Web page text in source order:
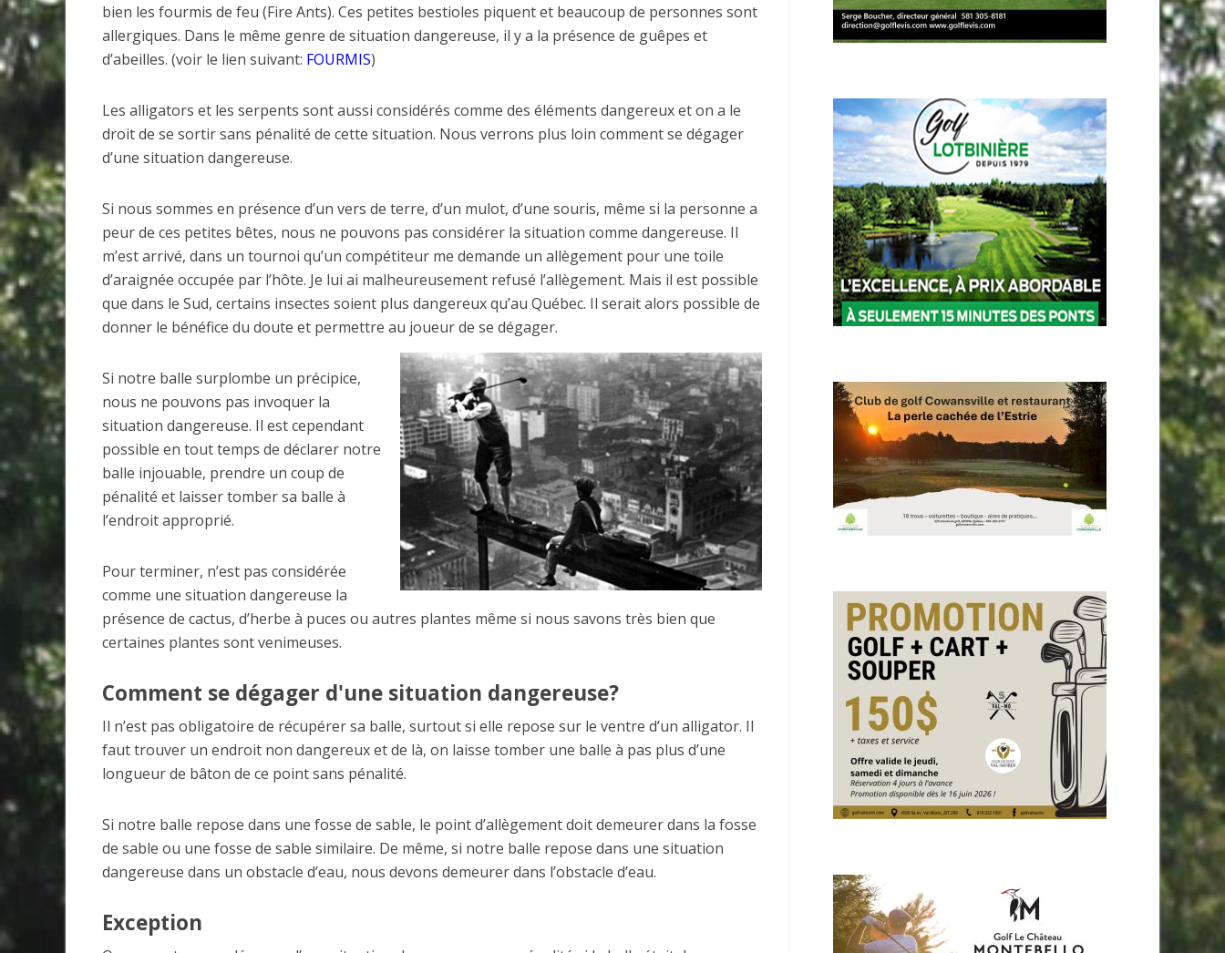
bien les fourmis de feu (Fire Ants). Ces petites bestioles piquent et beaucoup de personnes sont
allergiques. Dans le même genre de situation dangereuse, il y a la présence de guêpes et
d’abeilles. (voir le lien suivant: FOURMIS)
Les alligators et les serpents sont aussi considérés comme des éléments dangereux et on a le
droit de se sortir sans pénalité de cette situation. Nous verrons plus loin comment se dégager
d’une situation dangereuse.
Si nous sommes en présence d’un vers de terre, d’un mulot, d’une souris, même si la personne a
peur de ces petites bêtes, nous ne pouvons pas considérer la situation comme dangereuse. Il
m’est arrivé, dans un tournoi qu’un compétiteur me demande un allègement pour une toile
d’araignée occupée par l’hôte. Je lui ai malheureusement refusé l’allègement. Mais il est possible
que dans le Sud, certains insectes soient plus dangereux qu’au Québec. Il serait alors possible de
donner le bénéfice du doute et permettre au joueur de se dégager.
Si notre balle surplombe un précipice,
nous ne pouvons pas invoquer la
situation dangereuse. Il est cependant
possible en tout temps de déclarer notre
balle injouable, prendre un coup de
pénalité et laisser tomber sa balle à
l’endroit approprié.
Pour terminer, n’est pas considérée
comme une situation dangereuse la
présence de cactus, d’herbe à puces ou autres plantes même si nous savons très bien que
certaines plantes sont venimeuses.
Comment se dégager d'une situation dangereuse?
Il n’est pas obligatoire de récupérer sa balle, surtout si elle repose sur le ventre d’un alligator. Il
faut trouver un endroit non dangereux et de là, on laisse tomber une balle à pas plus d’une
longueur de bâton de ce point sans pénalité.
Si notre balle repose dans une fosse de sable, le point d’allègement doit demeurer dans la fosse
de sable ou une fosse de sable similaire. De même, si notre balle repose dans une situation
dangereuse dans un obstacle d’eau, nous devons demeurer dans l’obstacle d’eau.
Exception